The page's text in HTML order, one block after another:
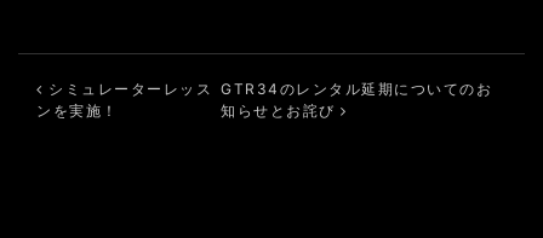
シミュレーターレッス
ンを実施！
GTR34のレンタル延期についてのお
知らせとお詫び